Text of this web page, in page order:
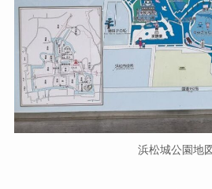
浜松城公園地